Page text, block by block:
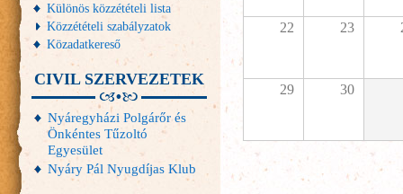
22 23
29 30
Különös közzétételi lista
Közzétételi szabályzatok
Közadatkereső
CIVIL SZERVEZETEK
Nyáregyházi Polgárőr és
Önkéntes Tűzoltó
Egyesület
Nyáry Pál Nyugdíjas Klub